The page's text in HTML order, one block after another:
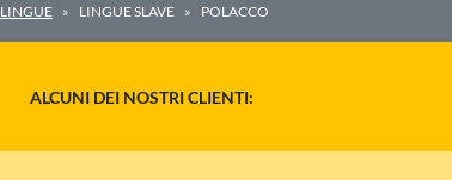
LINGUE LINGUE SLAVE POLACCO
ALCUNI DEI NOSTRI CLIENTI: